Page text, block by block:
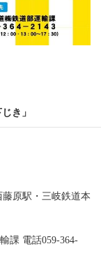
き」
藤原駅・三岐鉄道本
課 電話059-364-